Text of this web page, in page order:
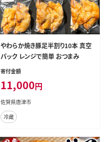
やわらか焼き豚足半割り10本 真空
パック レンジで簡単 おつまみ
寄付金額
11,000円
佐賀県唐津市
冷蔵